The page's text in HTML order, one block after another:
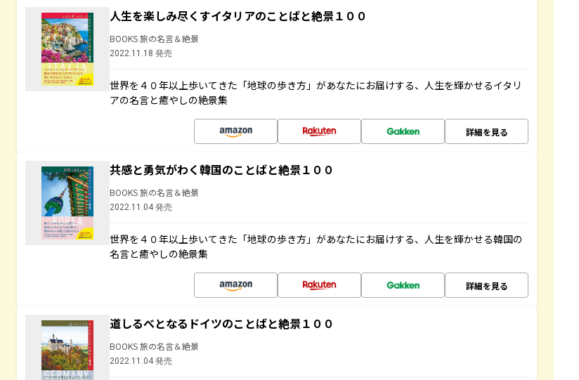
人生を楽しみ尽くすイタリアのことばと絶景１００
BOOKS 旅の名言＆絶景
2022.11.18 発売
世界を４０年以上歩いてきた「地球の歩き方」があなたにお届けする、人生を輝かせるイタリ
アの名言と癒やしの絶景集
詳細を見る
共感と勇気がわく韓国のことばと絶景１００
BOOKS 旅の名言＆絶景
2022.11.04 発売
世界を４０年以上歩いてきた「地球の歩き方」があなたにお届けする、人生を輝かせる韓国の
名言と癒やしの絶景集
詳細を見る
道しるべとなるドイツのことばと絶景１００
BOOKS 旅の名言＆絶景
2022.11.04 発売